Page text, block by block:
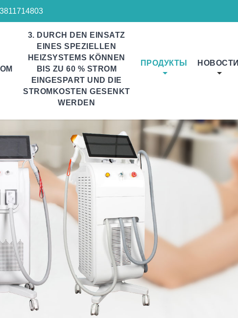
3. DURCH DEN EINSATZ
EINES SPEZIELLEN
HEIZSYSTEMS KÖNNEN
BIS ZU 60 % STROM
EINGESPART UND DIE
STROMKOSTEN GESENKT
WERDEN
ПРОДУКТЫ НОВОСТИ